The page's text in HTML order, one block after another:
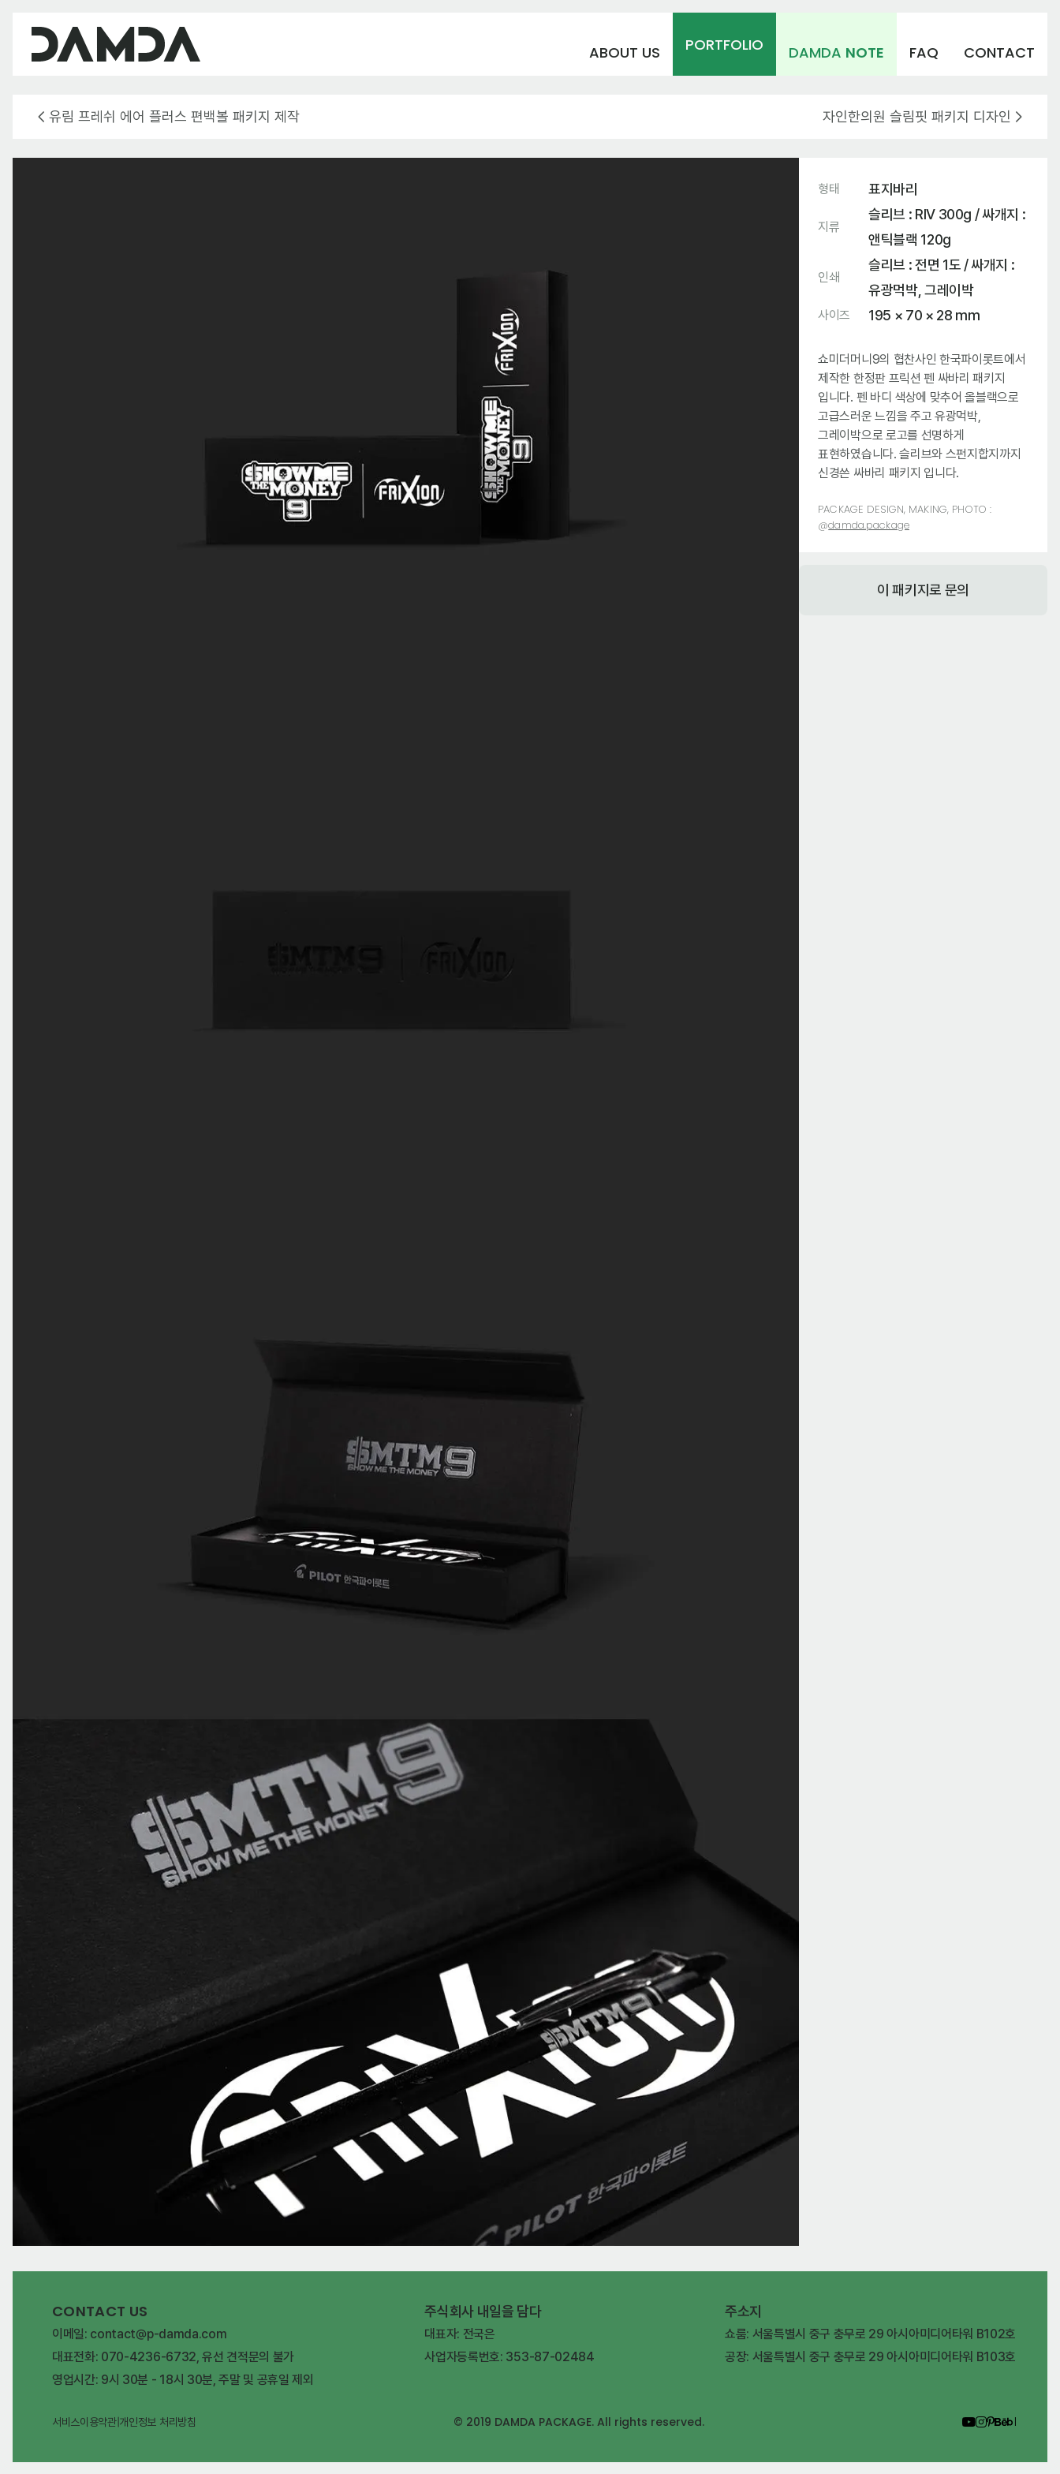
ABOUT US PORTFOLIO DAMDA NOTE FAQ CONTACT
유림 프레쉬 에어 플러스 편백볼 패키지 제작 자인한의원 슬림핏 패키지 디자인
형태 표지바리
지류
슬리브 : RIV 300g / 싸개지 :
앤틱블랙 120g
인쇄
슬리브 : 전면 1도 / 싸개지 :
유광먹박, 그레이박
사이즈 195 × 70 × 28 mm
쇼미더머니9의 협찬사인 한국파이롯트에서
제작한 한정판 프릭션 펜 싸바리 패키지
입니다. 펜 바디 색상에 맞추어 올블랙으로
고급스러운 느낌을 주고 유광먹박,
그레이박으로 로고를 선명하게
표현하였습니다. 슬리브와 스펀지합지까지
신경쓴 싸바리 패키지 입니다.
PACKAGE DESIGN, MAKING, PHOTO :
@damda.package
이 패키지로 문의
CONTACT US
이메일: contact@p-damda.com
대표전화: 070-4236-6732, 유선 견적문의 불가
영업시간: 9시 30분 - 18시 30분, 주말 및 공휴일 제외
주식회사 내일을 담다
대표자: 전국은
사업자등록번호: 353-87-02484
주소지
쇼룸: 서울특별시 중구 충무로 29 아시아미디어타워 B102호
공장: 서울특별시 중구 충무로 29 아시아미디어타워 B103호
서비스이용약관| 개인정보 처리방침 © 2019 DAMDA PACKAGE. All rights reserved.